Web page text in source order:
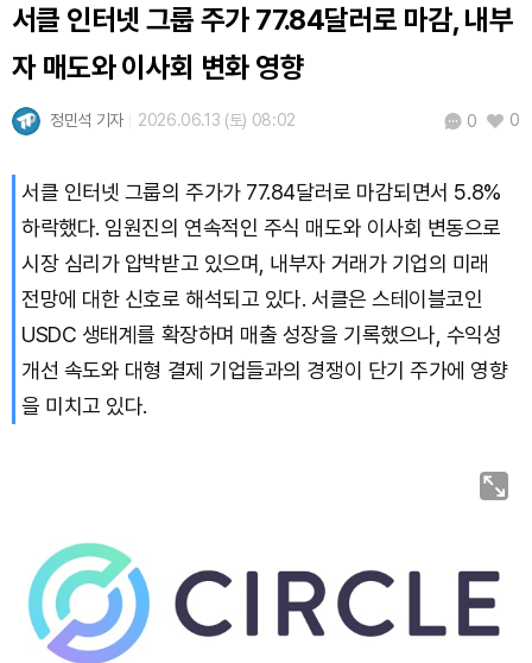
TRON (TRX) ₩ 463.0(+0.34%)
Hyperliquid (HYPE)
Bitcoin (BTC) ₩91,487,146 (-0.47%)
서클 인터넷 그룹 주가 77.84달러로 마감, 내부
자 매도와 이사회 변화 영향
정민석 기자 2026.06.13 (토) 08:02 0 0
서클 인터넷 그룹의 주가가 77.84달러로 마감되면서 5.8%
하락했다. 임원진의 연속적인 주식 매도와 이사회 변동으로
시장 심리가 압박받고 있으며, 내부자 거래가 기업의 미래
전망에 대한 신호로 해석되고 있다. 서클은 스테이블코인
USDC 생태계를 확장하며 매출 성장을 기록했으나, 수익성
개선 속도와 대형 결제 기업들과의 경쟁이 단기 주가에 영향
을 미치고 있다.